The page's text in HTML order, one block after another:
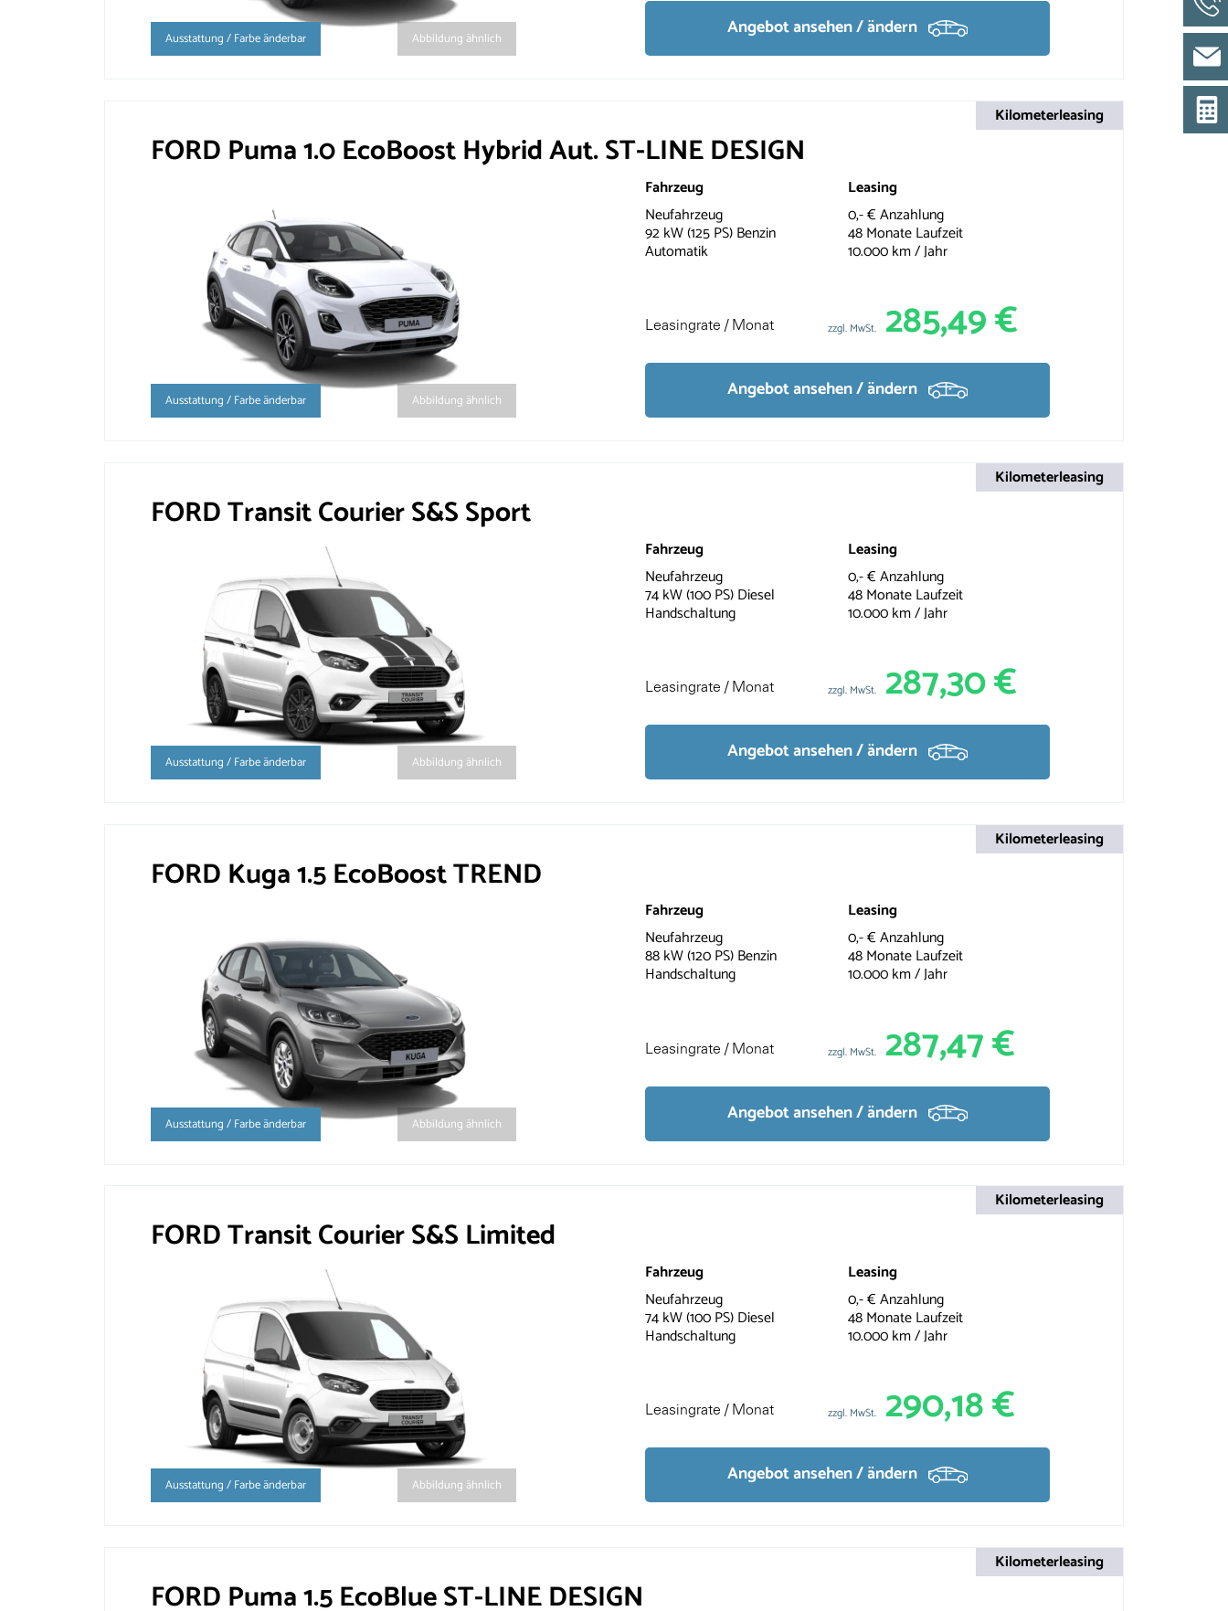
Abbildung ähnlich
Ausstattung / Farbe änderbar Angebot ansehen / ändern
Kilometerleasing
FORD Puma 1.0 EcoBoost Hybrid Aut. ST-LINE DESIGN
Abbildung ähnlich
Ausstattung / Farbe änderbar
Fahrzeug
Neufahrzeug
92 kW (125 PS) Benzin
Automatik
Leasing
0,- € Anzahlung
48 Monate Laufzeit
10.000 km / Jahr
Leasingrate / Monat zzgl. MwSt. 285,49 €
Angebot ansehen / ändern
Kilometerleasing
FORD Transit Courier S&S Sport
Abbildung ähnlich
Ausstattung / Farbe änderbar
Fahrzeug
Neufahrzeug
74 kW (100 PS) Diesel
Handschaltung
Leasing
0,- € Anzahlung
48 Monate Laufzeit
10.000 km / Jahr
Leasingrate / Monat zzgl. MwSt. 287,30 €
Angebot ansehen / ändern
Kilometerleasing
FORD Kuga 1.5 EcoBoost TREND
Abbildung ähnlich
Ausstattung / Farbe änderbar
Fahrzeug
Neufahrzeug
88 kW (120 PS) Benzin
Handschaltung
Leasing
0,- € Anzahlung
48 Monate Laufzeit
10.000 km / Jahr
Leasingrate / Monat zzgl. MwSt. 287,47 €
Angebot ansehen / ändern
Kilometerleasing
FORD Transit Courier S&S Limited
Abbildung ähnlich
Ausstattung / Farbe änderbar
Fahrzeug
Neufahrzeug
74 kW (100 PS) Diesel
Handschaltung
Leasing
0,- € Anzahlung
48 Monate Laufzeit
10.000 km / Jahr
Leasingrate / Monat zzgl. MwSt. 290,18 €
Angebot ansehen / ändern
Kilometerleasing
FORD Puma 1.5 EcoBlue ST-LINE DESIGN